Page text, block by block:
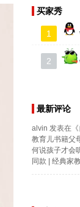
买家秀
1
2
最新评论
alvin 发表在《
教育儿书籍父
何说孩子才会
同款 | 经典家